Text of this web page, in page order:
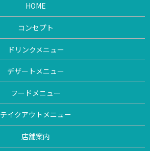
HOME
コンセプト
ドリンクメニュー
デザートメニュー
フードメニュー
テイクアウトメニュー
店舗案内